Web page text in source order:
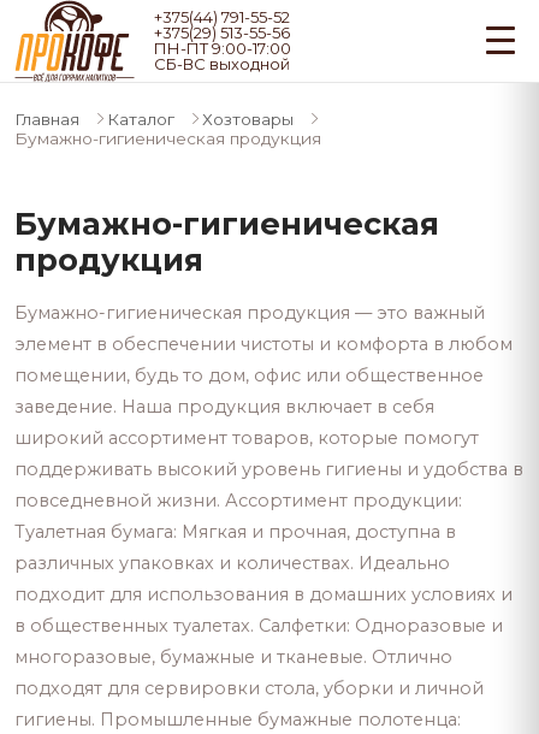
+375(44) 791-55-52
+375(29) 513-55-56
ПН-ПТ 9:00-17:00
СБ-ВС выходной
Главная Каталог
Хозтовары
Бумажно-гигиеническая продукция
Бумажно-гигиеническая
продукция
Бумажно-гигиеническая продукция — это важный
элемент в обеспечении чистоты и комфорта в любом
помещении, будь то дом, офис или общественное
заведение. Наша продукция включает в себя
широкий ассортимент товаров, которые помогут
поддерживать высокий уровень гигиены и удобства в
повседневной жизни. Ассортимент продукции:
Туалетная бумага: Мягкая и прочная, доступна в
различных упаковках и количествах. Идеально
подходит для использования в домашних условиях и
в общественных туалетах. Салфетки: Одноразовые и
многоразовые, бумажные и тканевые. Отлично
подходят для сервировки стола, уборки и личной
гигиены. Промышленные бумажные полотенца: